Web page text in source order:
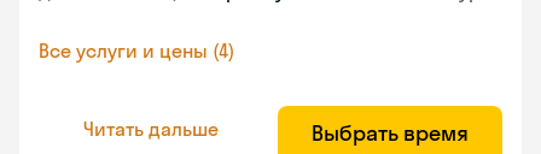
Все услуги и цены (4)
Читать дальше Выбрать время